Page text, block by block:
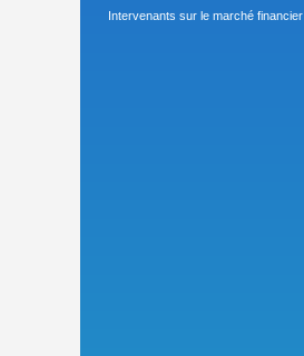
Intervenants sur le marché financier